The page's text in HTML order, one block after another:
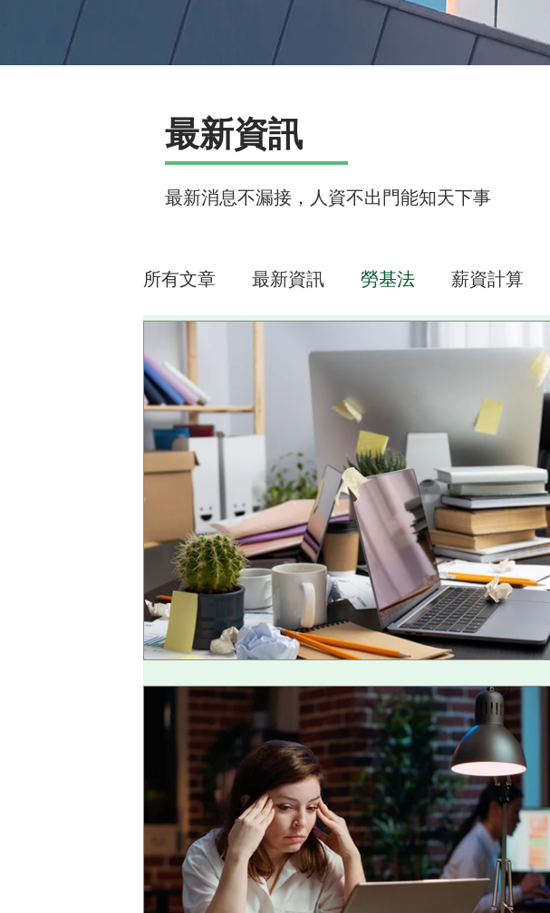
最新資訊
最新消息不漏接，人資不出門能知天下事
所有文章 最新資訊 勞基法 薪資計算
線上課程 打卡之星操作說明